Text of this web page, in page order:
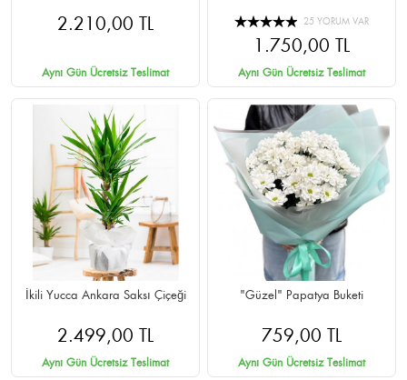
2.210,00 TL
Aynı Gün Ücretsiz Teslimat
25 YORUM VAR
1.750,00 TL
Aynı Gün Ücretsiz Teslimat
İkili Yucca Ankara Saksı Çiçeği
2.499,00 TL
Aynı Gün Ücretsiz Teslimat
"Güzel" Papatya Buketi
759,00 TL
Aynı Gün Ücretsiz Teslimat